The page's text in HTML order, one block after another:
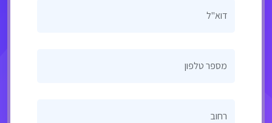
דוא"ל
מספר טלפון
רחוב